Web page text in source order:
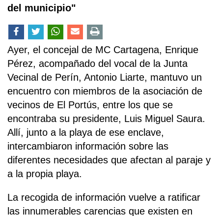
del municipio"
Ayer, el concejal de MC Cartagena, Enrique
Pérez, acompañado del vocal de la Junta
Vecinal de Perín, Antonio Liarte, mantuvo un
encuentro con miembros de la asociación de
vecinos de El Portús, entre los que se
encontraba su presidente, Luis Miguel Saura.
Allí, junto a la playa de ese enclave,
intercambiaron información sobre las
diferentes necesidades que afectan al paraje y
a la propia playa.
La recogida de información vuelve a ratificar
las innumerables carencias que existen en